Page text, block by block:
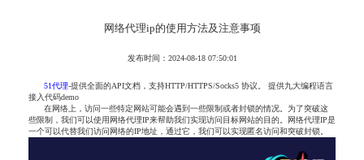
网络代理ip的使用方法及注意事项
发布时间：2024-08-18 07:50:01
51代理-提供全面的API文档，支持HTTP/HTTPS/Socks5 协议。 提供九大编程语言
接入代码demo
在网络上，访问一些特定网站可能会遇到一些限制或者封锁的情况。为了突破这
些限制，我们可以使用网络代理IP来帮助我们实现访问目标网站的目的。网络代理IP是
一个可以代替我们访问网络的IP地址，通过它，我们可以实现匿名访问和突破封锁。